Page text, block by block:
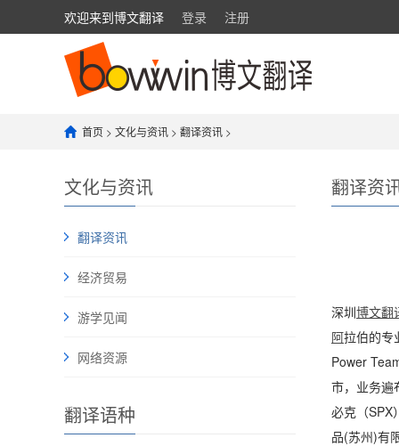
欢迎来到博文翻译 登录 注册
首页 > 文化与资讯 > 翻译资讯 >
文化与资讯
翻译资讯
经济贸易
游学见闻
网络资源
翻译语种
翻译资
深圳博文翻
阿拉伯的专
Power
市，业务遍
必克（SPX
品(苏州)有